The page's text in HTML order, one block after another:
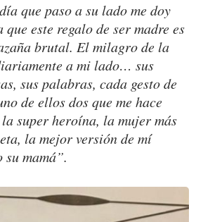
que paso a su lado me doy
que este regalo de ser madre es
brutal. El milagro de la
a mi lado… sus
sus palabras, cada gesto de
de ellos dos que me hace
super heroína, la mujer más
la mejor versión de mí
su mamá”.